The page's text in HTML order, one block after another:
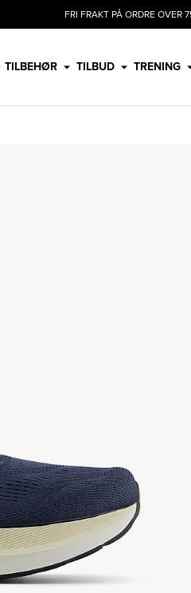
FRI FRAKT PÅ ORDRE OVER
TILBEHØR TILBUD TRENING